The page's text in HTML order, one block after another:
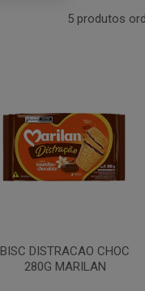
5 produtos
BISC DISTRACAO CHOC
280G MARILAN